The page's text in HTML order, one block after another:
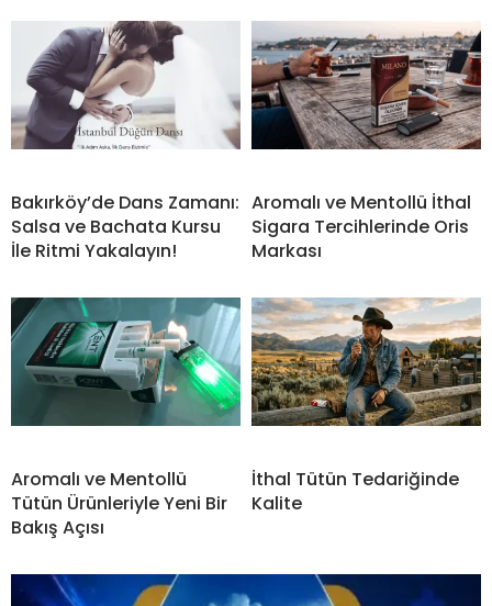
Bakırköy’de Dans Zamanı:
Salsa ve Bachata Kursu
İle Ritmi Yakalayın!
Aromalı ve Mentollü İthal
Sigara Tercihlerinde Oris
Markası
Aromalı ve Mentollü
Tütün Ürünleriyle Yeni Bir
Bakış Açısı
İthal Tütün Tedariğinde
Kalite